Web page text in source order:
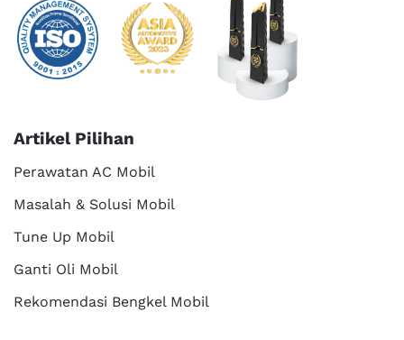
Artikel Pilihan
Perawatan AC Mobil
Masalah & Solusi Mobil
Tune Up Mobil
Ganti Oli Mobil
Rekomendasi Bengkel Mobil